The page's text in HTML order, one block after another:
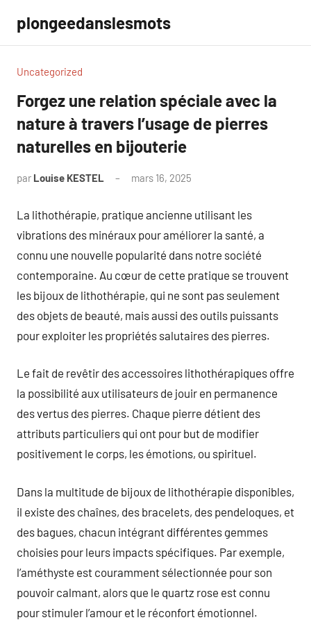
contenu
plongeedanslesmots
Uncategorized
Forgez une relation spéciale avec la
nature à travers l’usage de pierres
naturelles en bijouterie
par Louise KESTEL mars 16, 2025
La lithothérapie, pratique ancienne utilisant les
vibrations des minéraux pour améliorer la santé, a
connu une nouvelle popularité dans notre société
contemporaine. Au cœur de cette pratique se trouvent
les bijoux de lithothérapie, qui ne sont pas seulement
des objets de beauté, mais aussi des outils puissants
pour exploiter les propriétés salutaires des pierres.
Le fait de revêtir des accessoires lithothérapiques offre
la possibilité aux utilisateurs de jouir en permanence
des vertus des pierres. Chaque pierre détient des
attributs particuliers qui ont pour but de modifier
positivement le corps, les émotions, ou spirituel.
Dans la multitude de bijoux de lithothérapie disponibles,
il existe des chaînes, des bracelets, des pendeloques, et
des bagues, chacun intégrant différentes gemmes
choisies pour leurs impacts spécifiques. Par exemple,
l’améthyste est couramment sélectionnée pour son
pouvoir calmant, alors que le quartz rose est connu
pour stimuler l’amour et le réconfort émotionnel.